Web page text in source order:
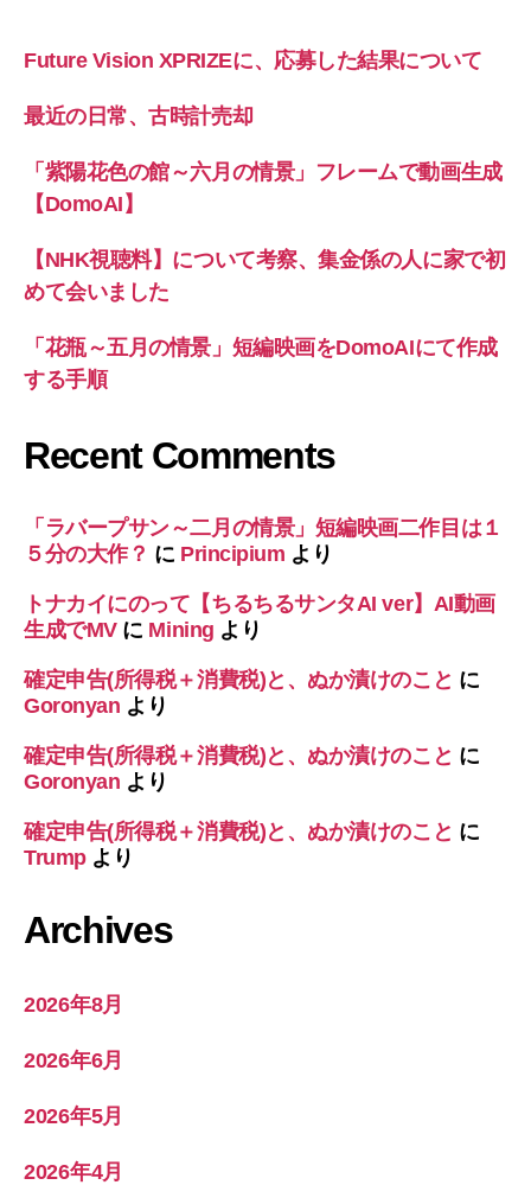
Future Vision XPRIZEに、応募した結果について
最近の日常、古時計売却
「紫陽花色の館～六月の情景」フレームで動画生成
【DomoAI】
【NHK視聴料】について考察、集金係の人に家で初
めて会いました
「花瓶～五月の情景」短編映画をDomoAIにて作成
する手順
Recent Comments
「ラバープサン～二月の情景」短編映画二作目は１
５分の大作？ に Principium より
トナカイにのって【ちるちるサンタAI ver】AI動画
生成でMVに Mining より
確定申告(所得税＋消費税)と、ぬか漬けのこと に
Goronyan より
確定申告(所得税＋消費税)と、ぬか漬けのこと に
Goronyan より
確定申告(所得税＋消費税)と、ぬか漬けのこと に
Trumpより
Archives
2026年8月
2026年6月
2026年5月
2026年4月